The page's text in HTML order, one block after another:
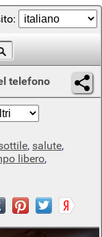
telefono
, salute,
libero,